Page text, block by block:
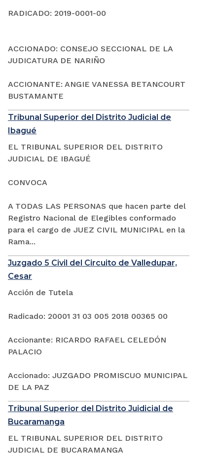
RADICADO: 2019-0001-00
ACCIONADO: CONSEJO SECCIONAL DE LA
JUDICATURA DE NARIÑO
ACCIONANTE: ANGIE VANESSA BETANCOURT
BUSTAMANTE
Tribunal Superior del Distrito Judicial de
Ibagué
EL TRIBUNAL SUPERIOR DEL DISTRITO
JUDICIAL DE IBAGUÉ
CONVOCA
A TODAS LAS PERSONAS que hacen parte del
Registro Nacional de Elegibles conformado
para el cargo de JUEZ CIVIL MUNICIPAL en la
Rama...
Juzgado 5 Civil del Circuito de Valledupar,
Cesar
Acción de Tutela
Radicado: 20001 31 03 005 2018 00365 00
Accionante: RICARDO RAFAEL CELEDÓN
PALACIO
Accionado: JUZGADO PROMISCUO MUNICIPAL
DE LA PAZ
Tribunal Superior del Distrito Juidicial de
Bucaramanga
EL TRIBUNAL SUPERIOR DEL DISTRITO
JUDICIAL DE BUCARAMANGA